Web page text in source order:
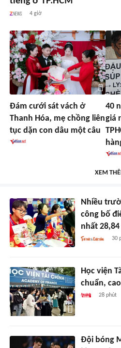
4 giờ
Đám cưới sát vách ở
Thanh Hóa, mẹ chồng liên
tục dặn con dâu một câu
40
giá
XEM
Nhiều
công bố
nhất
30
Học viện
chuẩn,
28 phút
Đội bóng